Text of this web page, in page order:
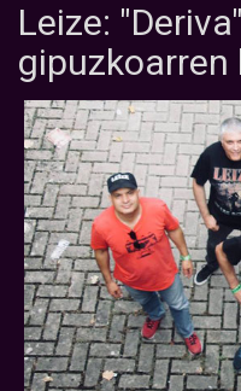
Leize:
gipuzkoarren